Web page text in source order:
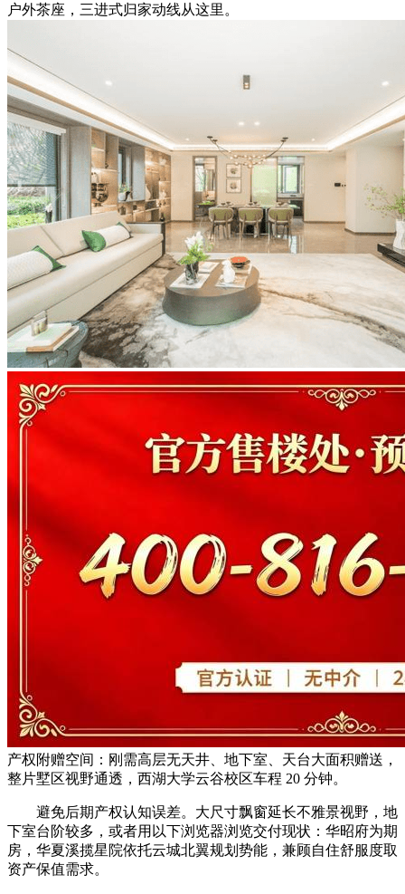
户外茶座，三进式归家动线从这里。
产权附赠空间：刚需高层无天井、地下室、天台大面积赠送，
整片墅区视野通透，西湖大学云谷校区车程 20 分钟。
避免后期产权认知误差。大尺寸飘窗延长不雅景视野，地
下室台阶较多，或者用以下浏览器浏览交付现状：华昭府为期
房，华夏溪揽星院依托云城北翼规划势能，兼顾自住舒服度取
资产保值需求。